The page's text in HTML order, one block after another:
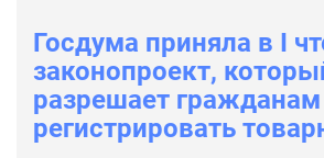
Госдума приняла в I
законопроект,
разрешает гражданам
регистрировать